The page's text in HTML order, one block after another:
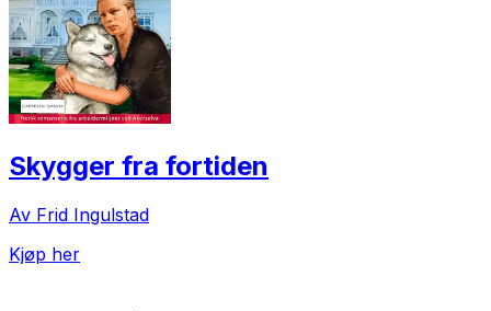
Skygger fra fortiden
Av Frid Ingulstad
Kjøp her